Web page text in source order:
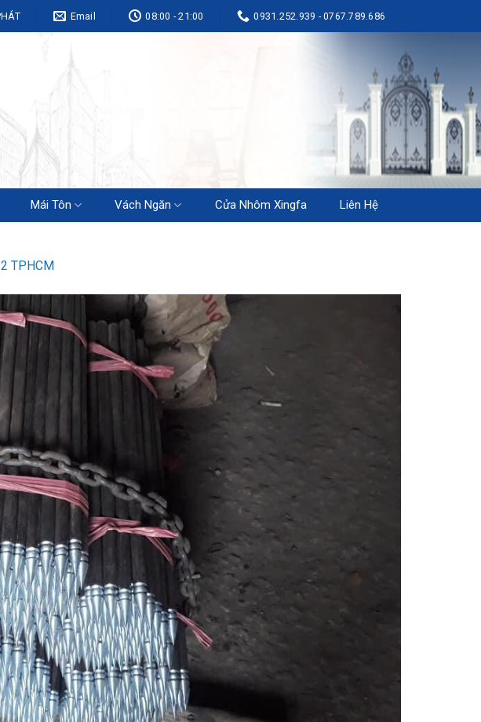
Email 08:00 - 21:00 0931.252.939 - 0767.789.686
Mái Tôn Vách Ngăn Cửa Nhôm Xingfa Liên Hệ
TPHCM